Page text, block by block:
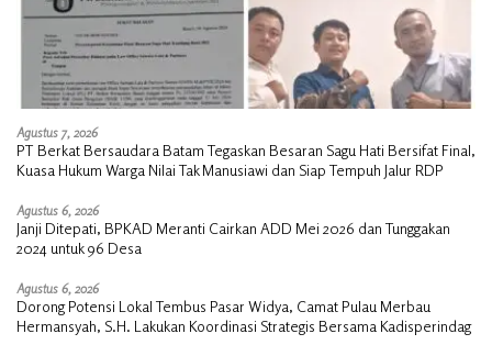
Agustus 7, 2026
PT Berkat Bersaudara Batam Tegaskan Besaran Sagu Hati Bersifat Final,
Kuasa Hukum Warga Nilai Tak Manusiawi dan Siap Tempuh Jalur RDP
Agustus 6, 2026
Janji Ditepati, BPKAD Meranti Cairkan ADD Mei 2026 dan Tunggakan
2024 untuk 96 Desa
Agustus 6, 2026
Dorong Potensi Lokal Tembus Pasar Widya, Camat Pulau Merbau
Hermansyah, S.H. Lakukan Koordinasi Strategis Bersama Kadisperindag